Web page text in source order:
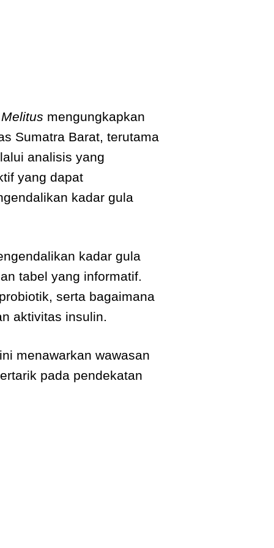
mengungkapkan
Sumatra Barat, terutama
analisis yang
yang dapat
kadar gula
kadar gula
tabel yang informatif.
serta bagaimana
aktivitas insulin.
menawarkan wawasan
pada pendekatan